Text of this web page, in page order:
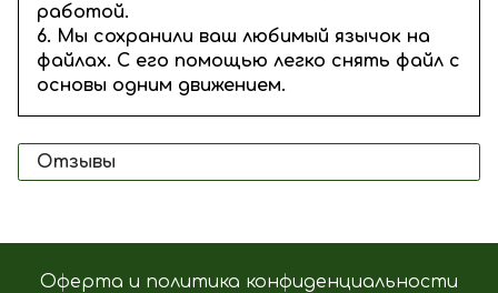
работой.
6. Мы сохранили ваш любимый язычок на
файлах. С его помощью легко снять файл с
основы одним движением.
Отзывы
Оферта и политика конфиденциальности